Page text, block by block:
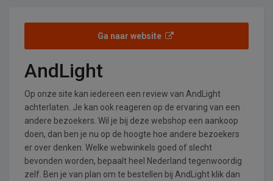
Ga naar website
AndLight
Op onze site kan iedereen een review van AndLight
achterlaten. Je kan ook reageren op de ervaring van een
andere bezoekers. Wil je bij deze webshop een aankoop
doen, dan ben je nu op de hoogte hoe andere bezoekers
er over denken. Welke webwinkels goed of slecht
bevonden worden, bepaalt heel Nederland tegenwoordig
zelf. Ben je van plan om te bestellen bij AndLight klik dan